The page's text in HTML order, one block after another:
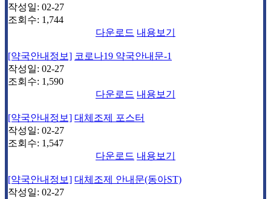
작성일: 02-27
조회수: 1,744
다운로드 내용보기
[약국안내정보] 코로나19 약국안내문-1
작성일: 02-27
조회수: 1,590
다운로드 내용보기
[약국안내정보] 대체조제 포스터
작성일: 02-27
조회수: 1,547
다운로드 내용보기
[약국안내정보] 대체조제 안내문(동아ST)
작성일: 02-27